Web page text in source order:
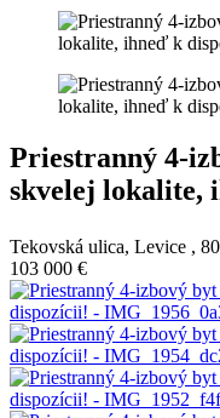
Priestranný 4-
skvelej lokalite,
Tekovská ulica, Levice ,
103 000 €